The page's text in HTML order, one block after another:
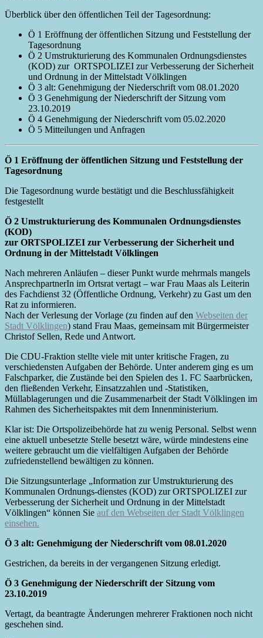
Überblick über den öffentlichen Teil der Tagesordnung:
Ö 1 Eröffnung der öffentlichen Sitzung und Feststellung der
Tagesordnung
Ö 2 Umstrukturierung des Kommunalen Ordnungsdienstes
(KOD) zur ORTSPOLIZEI zur Verbesserung der Sicherheit
und Ordnung in der Mittelstadt Völklingen
Ö 3 alt: Genehmigung der Niederschrift vom 08.01.2020
Ö 3 Genehmigung der Niederschrift der Sitzung vom
23.10.2019
Ö 4 Genehmigung der Niederschrift vom 05.02.2020
Ö 5 Mitteilungen und Anfragen
Ö 1 Eröffnung der öffentlichen Sitzung und Feststellung der
Tagesordnung
Die Tagesordnung wurde bestätigt und die Beschlussfähigkeit
festgestellt
Ö 2 Umstrukturierung des Kommunalen Ordnungsdienstes
(KOD)
zur ORTSPOLIZEI zur Verbesserung der Sicherheit und
Ordnung in der Mittelstadt Völklingen
Nach mehreren Anläufen – dieser Punkt wurde mehrmals mangels
AnsprechpartnerIn im Ortsrat vertagt – war Frau Maas als Leiterin
des Fachdienst 32 (Öffentliche Ordnung, Verkehr) zu Gast um den
Rat zu informieren.
Nach der Verlesung der Vorlage (zu finden auf den Webseiten der
Stadt Völklingen) stand Frau Maas, gemeinsam mit Bürgermeister
Christof Sellen, Rede und Antwort.
Die CDU-Fraktion stellte viele mit unter kritische Fragen, zu
verschiedensten Aufgaben der Behörde. Unter anderem ging es um
Falschparker, die Zustände bei den Spielen des 1. FC Saarbrücken,
den fließenden Verkehr, Einsatzzahlen und -Statistiken,
Müllablagerungen und die Zusammenarbeit der Stadt Völklingen im
Rahmen des Sicherheitspaktes mit dem Innenministerium.
Klar ist: Die Ortspolizeibehörde hat zu wenig Personal. Selbst wenn
eine aktuell unbesetzte Stelle besetzt wäre, würde mindestens eine
weitere gebraucht um die vielfältigen Aufgaben der Behörde
zufriedenstellend bewältigen zu können.
Die Sitzungsunterlage „Information zur Umstrukturierung des
Kommunalen Ordnungs-dienstes (KOD) zur ORTSPOLIZEI zur
Verbesserung der Sicherheit und Ordnung in der Mittelstadt
Völklingen“ können Sie auf den Webseiten der Stadt Völklingen
einsehen.
Ö 3 alt: Genehmigung der Niederschrift vom 08.01.2020
Gestrichen, da bereits in der vergangenen Sitzung erledigt.
Ö 3 Genehmigung der Niederschrift der Sitzung vom
23.10.2019
Vertagt, da beantragte Änderungen mehrerer Fraktionen noch nicht
geschehen sind.